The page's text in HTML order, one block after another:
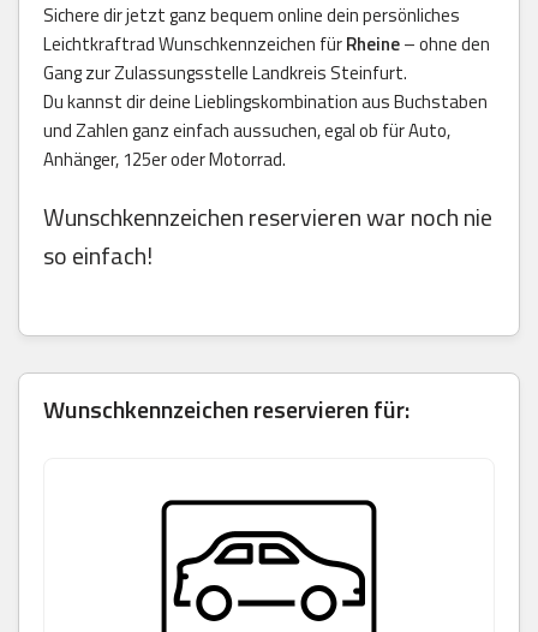
Sichere dir jetzt ganz bequem online dein persönliches
Leichtkraftrad Wunschkennzeichen fürRheine– ohne den
Gang zur Zulassungsstelle Landkreis Steinfurt.
Du kannst dir deine Lieblingskombination aus Buchstaben
und Zahlen ganz einfach aussuchen, egal ob für Auto,
Anhänger, 125er oder Motorrad.
Wunschkennzeichen reservieren war noch nie
so einfach!
Wunschkennzeichen reservieren für: